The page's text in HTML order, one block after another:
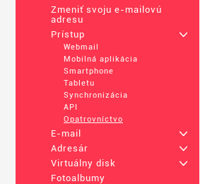
Zmeniť svoju e-mailovú
adresu
Prístup
+
Webmail
Mobilná aplikácia
Smartphone
Tabletu
Synchronizácia
API
Opatrovníctvo
E-mail
+
Adresár
+
Virtuálny disk
+
Fotoalbumy